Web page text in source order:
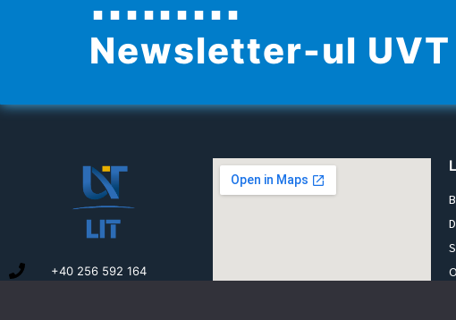
Newsletter-ul UVT
+40 256 592 164